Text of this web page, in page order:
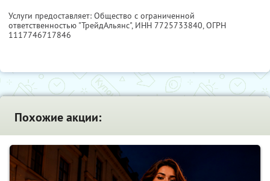
Услуги предоставляет: Общество с ограниченной
ответственностью "ТрейдАльянс", ИНН 7725733840, ОГРН
1117746717846
Похожие акции: